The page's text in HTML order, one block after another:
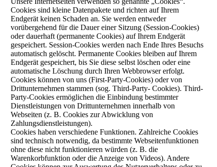
Cookies sind kleine Datenpakete und richten auf Ihrem
Endgerät keinen Schaden an. Sie werden entweder
vorübergehend für die Dauer einer Sitzung (Session-Cookies)
oder dauerhaft (permanente Cookies) auf Ihrem Endgerät
gespeichert. Session-Cookies werden nach Ende Ihres Besuchs
automatisch gelöscht. Permanente Cookies bleiben auf Ihrem
Endgerät gespeichert, bis Sie diese selbst löschen oder eine
automatische Löschung durch Ihren Webbrowser erfolgt.
Cookies können von uns (First-Party-Cookies) oder von
Drittunternehmen stammen (sog. Third-Party- Cookies). Third-
Party-Cookies ermöglichen die Einbindung bestimmter
Dienstleistungen von Drittunternehmen innerhalb von
Webseiten (z. B. Cookies zur Abwicklung von
Zahlungsdienstleistungen).
Cookies haben verschiedene Funktionen. Zahlreiche Cookies
sind technisch notwendig, da bestimmte Webseitenfunktionen
ohne diese nicht funktionieren würden (z. B. die
Warenkorbfunktion oder die Anzeige von Videos). Andere